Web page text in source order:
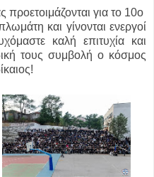
προετοιμάζονται για το 10ο
και γίνονται ενεργοί
καλή επιτυχία και
τους συμβολή ο κόσμος